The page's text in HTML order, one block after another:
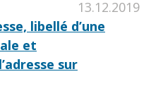
libellé d’une
et
sur
13.12.2019